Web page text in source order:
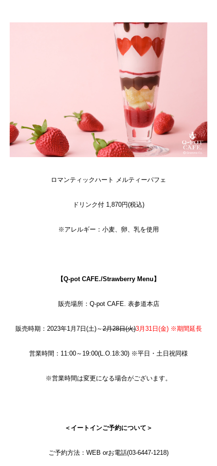
ロマンティックハート メルティーパフェ
ドリンク付 1,870円(税込)
※アレルギー：小麦、卵、乳を使用
【Q-pot CAFE./Strawberry Menu】
販売場所： Q-pot CAFE. 表参道本店
販売時期：2023年1月7日(土)～2月28日(火)3月31日(金) ※期間延長
営業時間：11:00～19:00(L.O.18:30) ※平日・土日祝同様
※営業時間は変更になる場合がございます。
＜イートインご予約について＞
ご予約方法： WEB orお電話(03-6447-1218)